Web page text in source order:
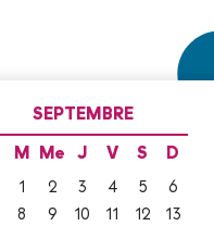
SEPTEMBRE
M Me J V S
D
1
2 3 4 5
6
8 9 10 11 12
13